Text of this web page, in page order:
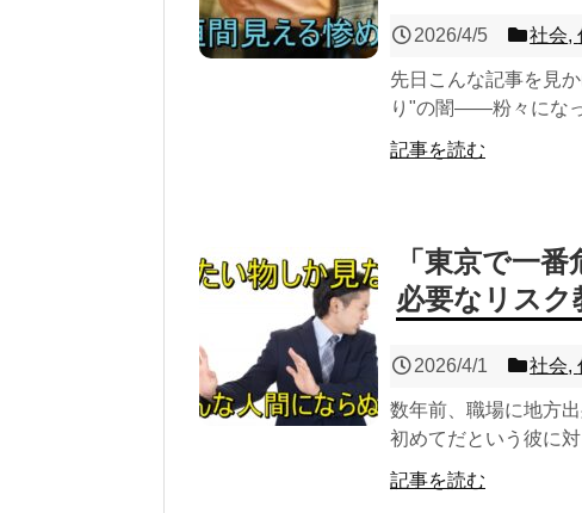
2026/4/5 社会,
先日こんな記事を見
り"の闇――粉々にな
記事を読む
「東京で一
必要なリスク
2026/4/1 社会,
数年前、職場に地方
初めてだという彼に
記事を読む